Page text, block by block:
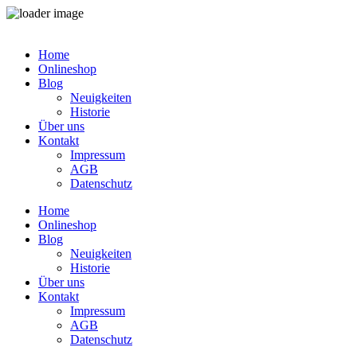
springenHome
Onlineshop
Blog
Neuigkeiten
Historie
Über uns
Kontakt
Impressum
AGB
Datenschutz
Home
Onlineshop
Blog
Neuigkeiten
Historie
Über uns
Kontakt
Impressum
AGB
Datenschutz